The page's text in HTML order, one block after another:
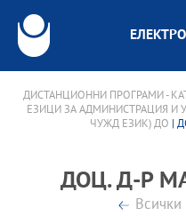
ДИСТАНЦИОННИ ПРОГРАМИ -
ЕЗИЦИ ЗА АДМИНИСТРАЦИЯ И
ЧУЖД ЕЗИК) ДО |
ДОЦ. Д-Р
Всички